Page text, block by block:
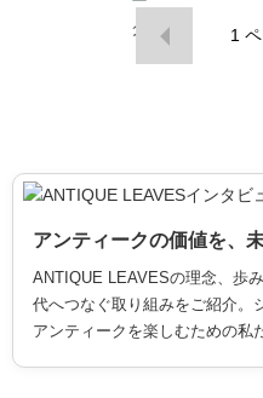
1
アンティークの価値を、
ANTIQUE LEAVESの理念、歩
代へつなぐ取り組みをご紹介。
アンティークを楽しむための私